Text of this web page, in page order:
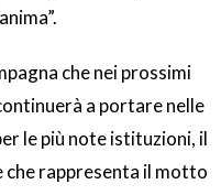
che nei prossimi
a portare nelle
le più note istituzioni, il
che rappresenta il motto